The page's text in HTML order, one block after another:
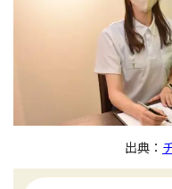
出典：